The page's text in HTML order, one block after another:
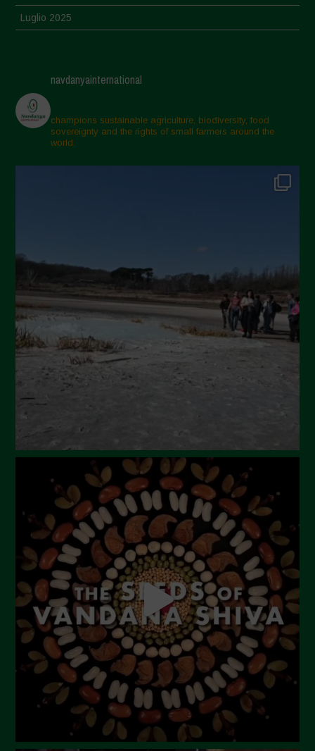
Luglio 2025
Aprile 2025
Marzo 2025
Febbraio 2025
Gennaio 2025
Settembre 2024
Luglio 2024
Maggio 2024
Aprile 2024
Marzo 2024
Febbraio 2024
Ottobre 2023
Settembre 2023
Agosto 2023
Luglio 2023
Giugno 2023
Maggio 2023
Aprile 2023
Marzo 2023
Febbraio 2023
Dicembre 2022
Novembre 2022
navdanyainternational
champions sustainable agriculture, biodiversity, food
sovereignty and the rights of small farmers around the
world.